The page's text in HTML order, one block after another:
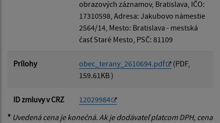
obrazových záznamov, Bratislava, IČO:
17310598, Adresa: Jakubovo námestie
2564/14, Mesto: Bratislava - mestská
časť Staré Mesto, PSČ: 81109
Prílohy obec_terany_2610694.pdf
(PDF,
159.61KB )
ID zmluvy v CRZ
12029984
* Uvedená cena je konečná. Ak je dodávateľ platcom DPH, cena